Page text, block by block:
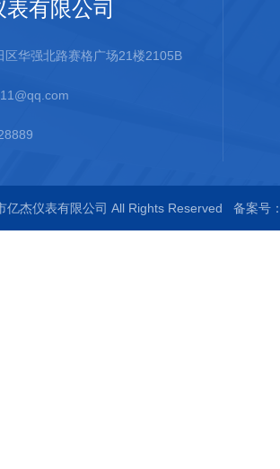
有限公司
区华强北路赛格广场21楼2105B
亿杰仪表有限公司 All Rights Reserved 备案号